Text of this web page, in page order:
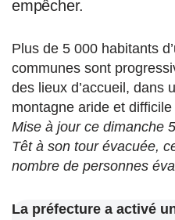
empêcher.
Plus de 5 000 habitants
communes sont
des lieux d’accueil, dans
montagne aride et
Mise à jour ce dimanche
Têt à son tour évacuée,
nombre de personnes
La préfecture a activé